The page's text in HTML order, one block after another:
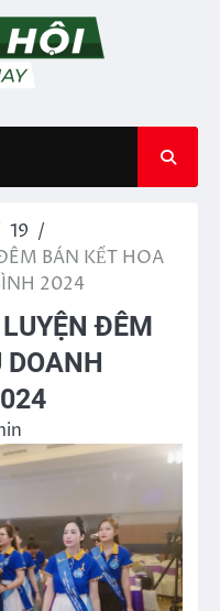
19
BÁN KẾT HOA
2024
ĐÊM
DOANH